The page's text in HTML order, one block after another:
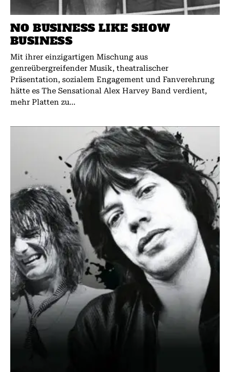
NO BUSINESS LIKE SHOW
BUSINESS
Mit ihrer einzigartigen Mischung aus
genreübergreifender Musik, theatralischer
Präsentation, sozialem Engagement und Fanverehrung
hätte es The Sensational Alex Harvey Band verdient,
mehr Platten zu...